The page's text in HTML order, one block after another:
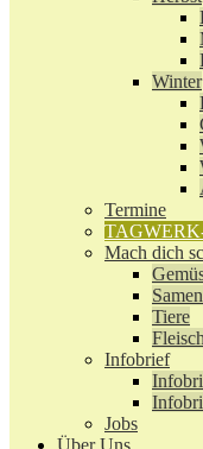
Winter
Termine
Mach dich
Tiere
Infobrief
Jobs
Über Uns